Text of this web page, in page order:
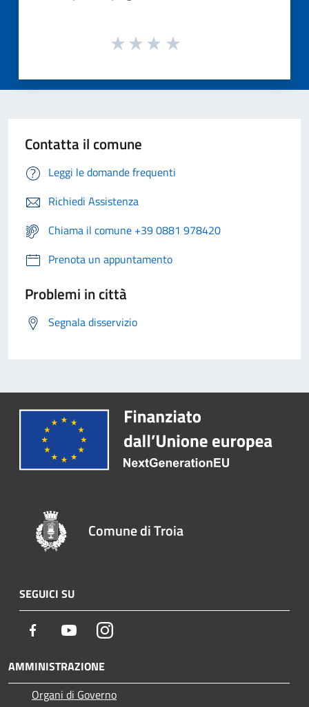
Contatta il comune
Leggi le domande frequenti
Richiedi Assistenza
Chiama il comune +39 0881 978420
Prenota un appuntamento
Problemi in città
Segnala disservizio
Comune di Troia
SEGUICI SU
Facebook YoutubeInstagram
AMMINISTRAZIONE
Organi di Governo